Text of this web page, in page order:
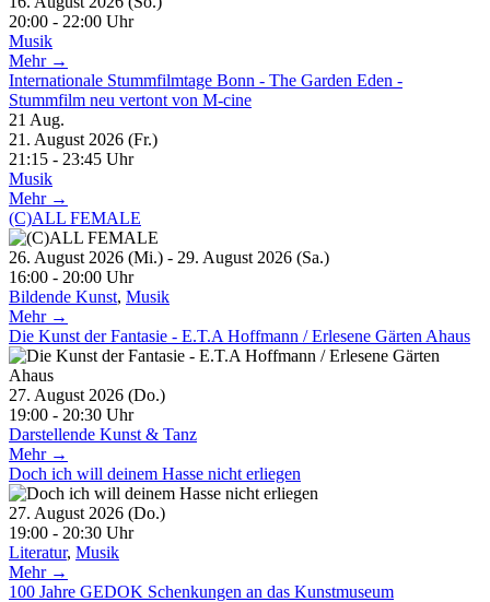
20:00 - 22:00 Uhr
Musik
Mehr →
Internationale Stummfilmtage Bonn - The Garden Eden -
Stummfilm neu vertont von M-cine
21 Aug.
21. August 2026 (Fr.)
21:15 - 23:45 Uhr
Musik
Mehr →
(C)ALL FEMALE
26. August 2026 (Mi.) - 29. August 2026 (Sa.)
16:00 - 20:00 Uhr
Bildende Kunst, Musik
Mehr →
Die Kunst der Fantasie - E.T.A Hoffmann / Erlesene Gärten Ahaus
27. August 2026 (Do.)
19:00 - 20:30 Uhr
Darstellende Kunst & Tanz
Mehr →
Doch ich will deinem Hasse nicht erliegen
27. August 2026 (Do.)
19:00 - 20:30 Uhr
Literatur, Musik
Mehr →
100 Jahre GEDOK Schenkungen an das Kunstmuseum